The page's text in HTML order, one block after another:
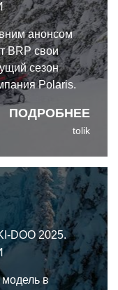
ПОДРОБНЕЕ
анонсом
BRP свои
сезон
Polaris.
в линейку
входят и
подробнее обtolik
DOO 2025.
модель в